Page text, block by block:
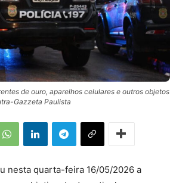
de ouro, aparelhos celulares e outros objetos
Gazzeta Paulista
nesta quarta-feira 16/05/2026 a